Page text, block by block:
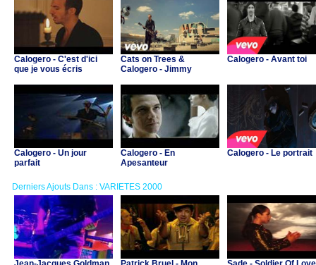
Calogero - C'est d'ici
que je vous écris
Cats on Trees &
Calogero - Jimmy
Calogero - Avant toi
Calogero - Un jour
parfait
Calogero - En
Apesanteur
Calogero - Le portrait
Derniers Ajouts Dans : VARIETES 2000